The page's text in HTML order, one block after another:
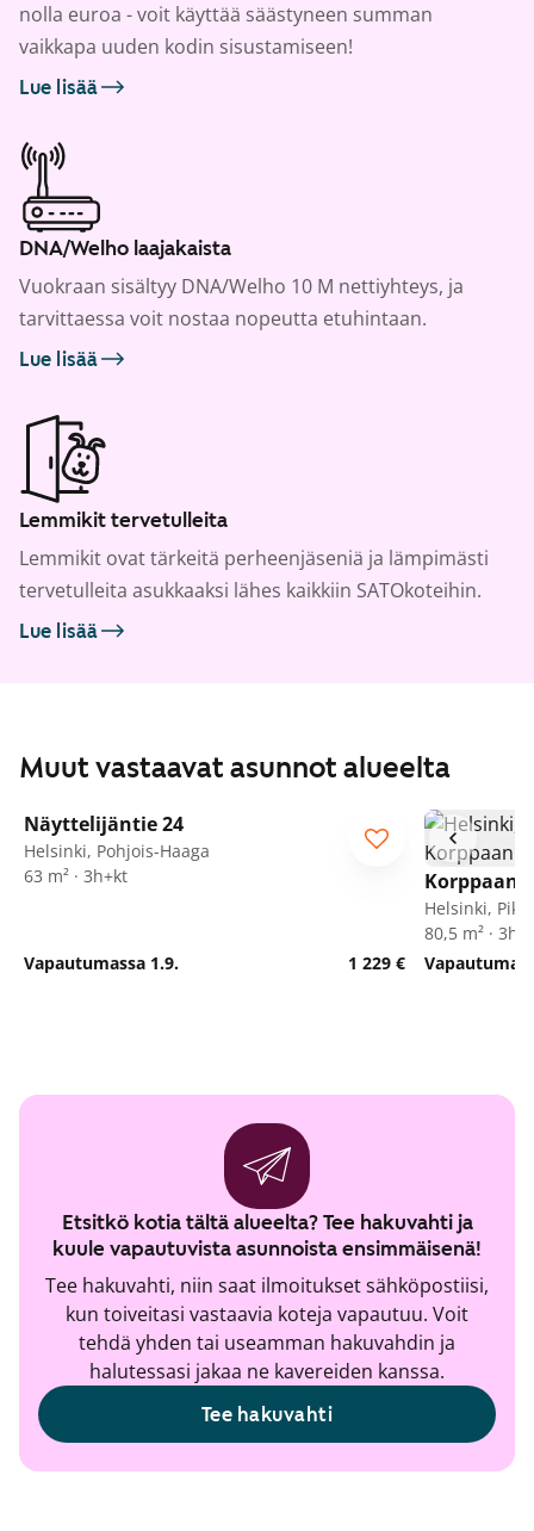
nolla euroa - voit käyttää säästyneen summan
vaikkapa uuden kodin sisustamiseen!
Lue lisää
DNA/Welho laajakaista
Vuokraan sisältyy DNA/Welho 10 M nettiyhteys, ja
tarvittaessa voit nostaa nopeutta etuhintaan.
Lue lisää
Lemmikit tervetulleita
Lemmikit ovat tärkeitä perheenjäseniä ja lämpimästi
tervetulleita asukkaaksi lähes kaikkiin SATOkoteihin.
Lue lisää
Muut vastaavat asunnot alueelta
Näyttelijäntie 24
Helsinki, Pohjois-Haaga
63 m² · 3h+kt
Vapautumassa 1.9. 1 229 €
Helsinki,
80,5 m² ·
Etsitkö kotia tältä alueelta? Tee hakuvahti ja
kuule vapautuvista asunnoista ensimmäisenä!
Tee hakuvahti, niin saat ilmoitukset sähköpostiisi,
kun toiveitasi vastaavia koteja vapautuu. Voit
tehdä yhden tai useamman hakuvahdin ja
halutessasi jakaa ne kavereiden kanssa.
Tee hakuvahti